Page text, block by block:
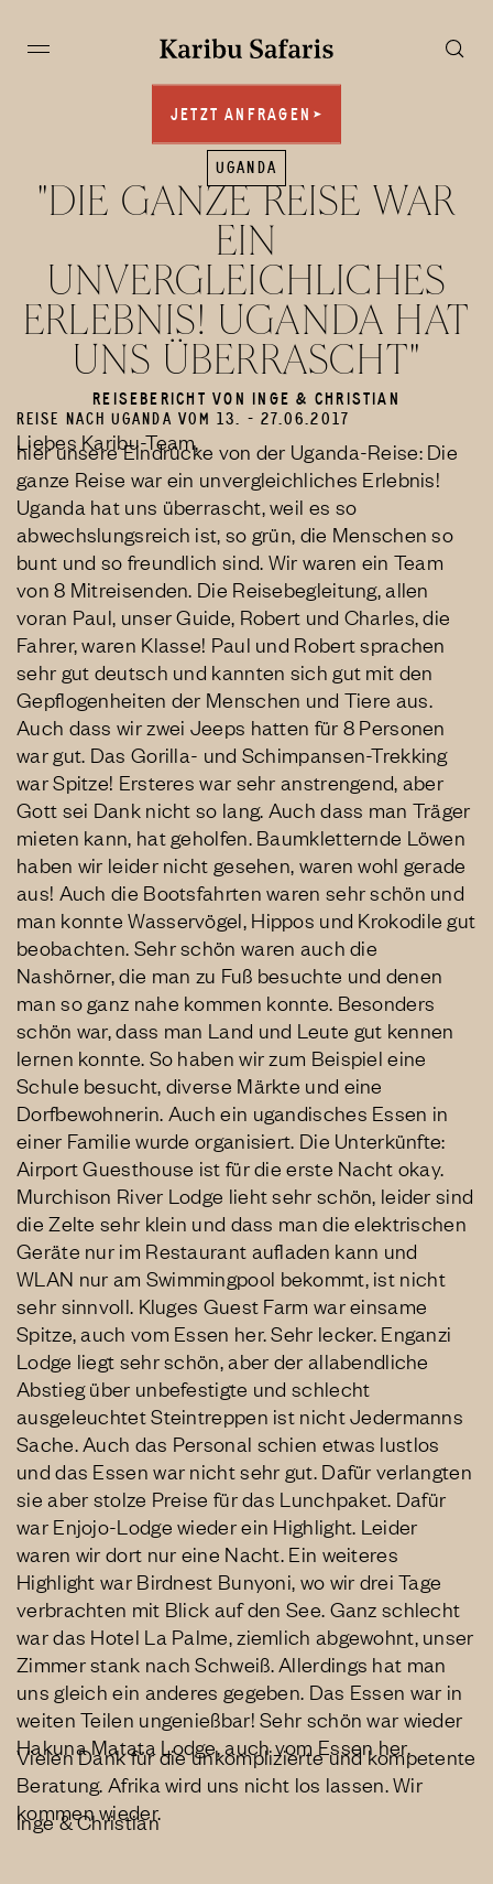
JETZT ANFRAGEN
JETZT ANFRAGEN
UGANDA
"DIE GANZE REISE WAR
EIN
UNVERGLEICHLICHES
ERLEBNIS! UGANDA HAT
UNS ÜBERRASCHT"
REISEBERICHT VON INGE & CHRISTIAN
REISE NACH UGANDA VOM 13. - 27.06.2017
Liebes Karibu-Team,
hier unsere Eindrücke von der Uganda-Reise: Die
ganze Reise war ein unvergleichliches Erlebnis!
Uganda hat uns überrascht, weil es so
abwechslungsreich ist, so grün, die Menschen so
bunt und so freundlich sind. Wir waren ein Team
von 8 Mitreisenden. Die Reisebegleitung, allen
voran Paul, unser Guide, Robert und Charles, die
Fahrer, waren Klasse! Paul und Robert sprachen
sehr gut deutsch und kannten sich gut mit den
Gepflogenheiten der Menschen und Tiere aus.
Auch dass wir zwei Jeeps hatten für 8 Personen
war gut. Das Gorilla- und Schimpansen-Trekking
war Spitze! Ersteres war sehr anstrengend, aber
Gott sei Dank nicht so lang. Auch dass man Träger
mieten kann, hat geholfen. Baumkletternde Löwen
haben wir leider nicht gesehen, waren wohl gerade
aus! Auch die Bootsfahrten waren sehr schön und
man konnte Wasservögel, Hippos und Krokodile gut
beobachten. Sehr schön waren auch die
Nashörner, die man zu Fuß besuchte und denen
man so ganz nahe kommen konnte. Besonders
schön war, dass man Land und Leute gut kennen
lernen konnte. So haben wir zum Beispiel eine
Schule besucht, diverse Märkte und eine
Dorfbewohnerin. Auch ein ugandisches Essen in
einer Familie wurde organisiert. Die Unterkünfte:
Airport Guesthouse ist für die erste Nacht okay.
Murchison River Lodge lieht sehr schön, leider sind
die Zelte sehr klein und dass man die elektrischen
Geräte nur im Restaurant aufladen kann und
WLAN nur am Swimmingpool bekommt, ist nicht
sehr sinnvoll. Kluges Guest Farm war einsame
Spitze, auch vom Essen her. Sehr lecker. Enganzi
Lodge liegt sehr schön, aber der allabendliche
Abstieg über unbefestigte und schlecht
ausgeleuchtet Steintreppen ist nicht Jedermanns
Sache. Auch das Personal schien etwas lustlos
und das Essen war nicht sehr gut. Dafür verlangten
sie aber stolze Preise für das Lunchpaket. Dafür
war Enjojo-Lodge wieder ein Highlight. Leider
waren wir dort nur eine Nacht. Ein weiteres
Highlight war Birdnest Bunyoni, wo wir drei Tage
verbrachten mit Blick auf den See. Ganz schlecht
war das Hotel La Palme, ziemlich abgewohnt, unser
Zimmer stank nach Schweiß. Allerdings hat man
uns gleich ein anderes gegeben. Das Essen war in
weiten Teilen ungenießbar! Sehr schön war wieder
Hakuna Matata Lodge, auch vom Essen her.
Vielen Dank für die unkomplizierte und kompetente
Beratung. Afrika wird uns nicht los lassen. Wir
kommen wieder.
Inge & Christian